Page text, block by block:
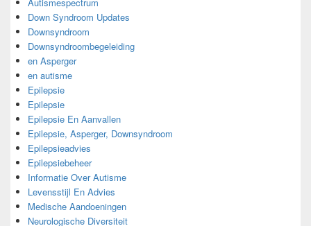
Down Syndroom Updates
Downsyndroom
Downsyndroombegeleiding
en Asperger
en autisme
Epilepsie
Epilepsie
Epilepsie En Aanvallen
Epilepsie, Asperger, Downsyndroom
Epilepsieadvies
Epilepsiebeheer
Informatie Over Autisme
Levensstijl En Advies
Medische Aandoeningen
Neurologische Diversiteit